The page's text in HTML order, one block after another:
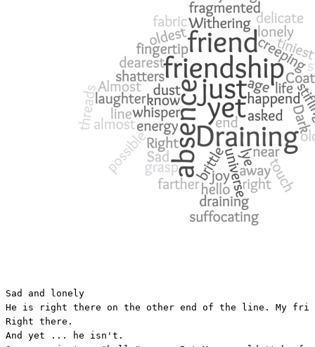
Sad and lonely
He is right there on the other end of the line. My
Right there.
And yet ... he isn't.